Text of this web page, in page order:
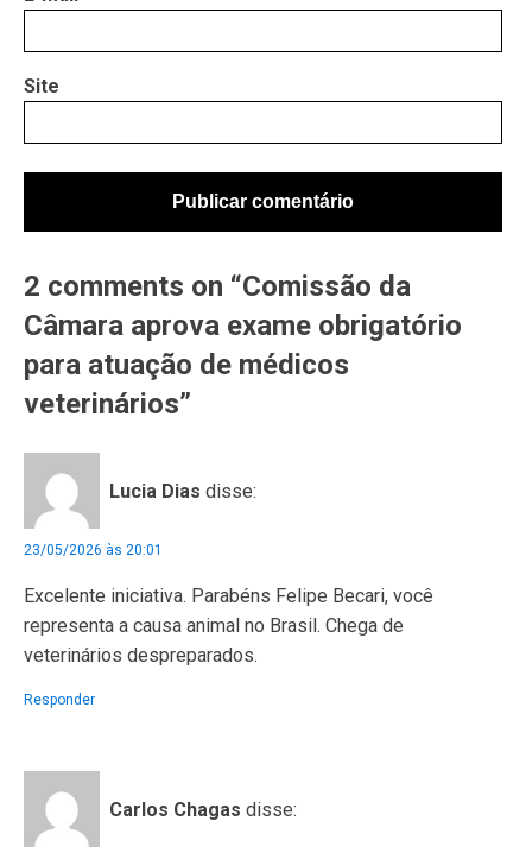
Site
2 comments on “Comissão da
Câmara aprova exame obrigatório
para atuação de médicos
veterinários”
Lucia Dias disse:
23/05/2026 às 20:01
Excelente iniciativa. Parabéns Felipe Becari, você
representa a causa animal no Brasil. Chega de
veterinários despreparados.
Responder
Carlos Chagas disse: